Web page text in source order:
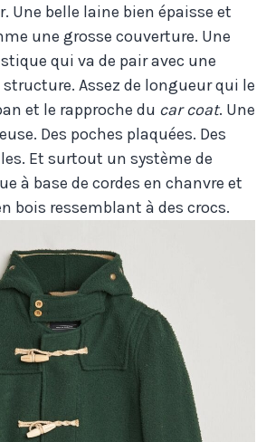
Une belle laine bien épaisse et
une grosse couverture. Une
qui va de pair avec une
Assez de longueur qui le
et le rapproche du car coat. Une
Des poches plaquées. Des
Et surtout un système de
à base de cordes en chanvre et
bois ressemblant à des crocs.